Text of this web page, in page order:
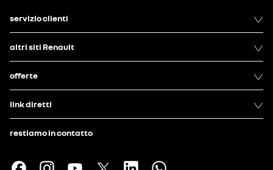
servizio clienti
altri siti Renault
offerte
link diretti
restiamo in contatto